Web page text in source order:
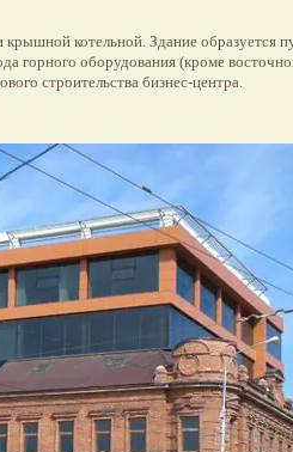
котельной. Здание образуется
горного оборудования (кроме
строительства бизнес-центра.